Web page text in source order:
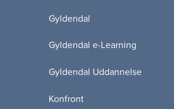
Gyldendal
Gyldendal e-Learning
Gyldendal Uddannelse
Konfront